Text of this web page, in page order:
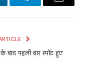
TelegramEmail
बाद पहली बार स्पॉट हुए